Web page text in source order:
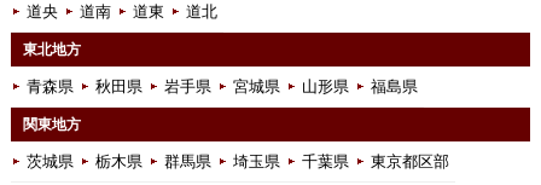
道央 道南 道東 道北
東北地方
青森県 秋田県 岩手県 宮城県 山形県 福島県
関東地方
茨城県 栃木県 群馬県 埼玉県 千葉県 東京都区部